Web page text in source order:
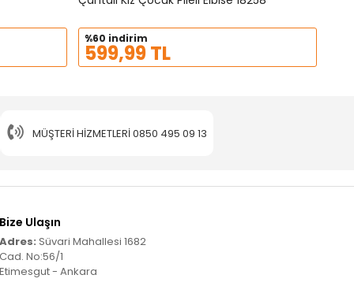
%60 indirim
599,99 TL
MÜŞTERI HIZMETLERI0850 495 09 13
Bize Ulaşın
Adres: Süvari Mahallesi 1682
Cad. No:56/1
Etimesgut - Ankara